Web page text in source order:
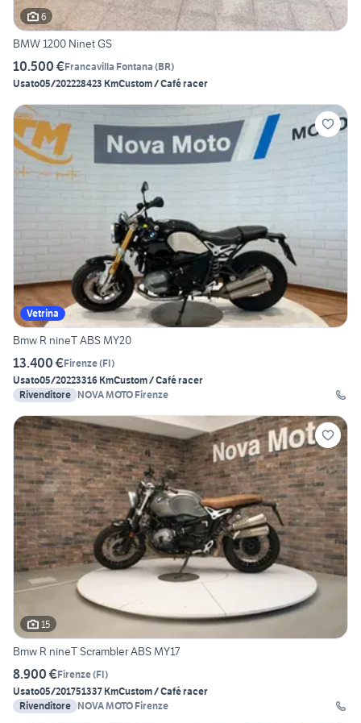
6
BMW 1200 Ninet GS
10.500 €Francavilla Fontana (BR)
Usato05/202228423 KmCustom / Café racer
Vetrina
Bmw R nineT ABS MY20
13.400 €Firenze(FI)
Usato05/20223316 KmCustom / Café racer
Rivenditore NOVA MOTO Firenze
15
Bmw R nineT Scrambler ABS MY17
8.900 €Firenze(FI)
Usato05/201751337 KmCustom / Café racer
Rivenditore NOVA MOTO Firenze